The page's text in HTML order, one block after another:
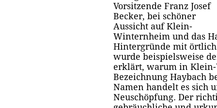
Vorsitzende Franz Josef
Becker, bei schöner
Aussicht auf Klein-
Winternheim und das
Hintergründe mit
wurde beispielsweise
erklärt, warum in
Bezeichnung Haybach
Namen handelt es sich
Neuschöpfung. Der